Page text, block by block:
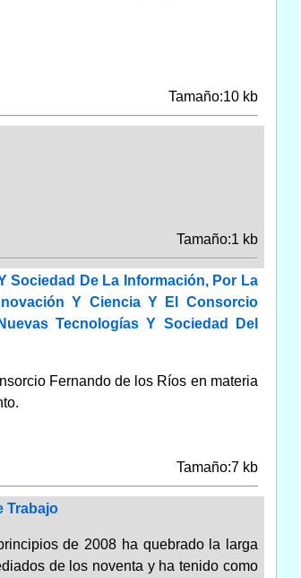
Tamaño:10 kb
Tamaño:1 kb
Sociedad De La Información, Por La
Y Ciencia Y El Consorcio
Tecnologías Y Sociedad Del
Fernando de los Ríos en materia
Tamaño:7 kb
Trabajo
de 2008 ha quebrado la larga
de los noventa y ha tenido como